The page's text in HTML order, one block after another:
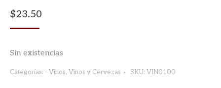
$23.50
Sin existencias
Categorías: - Vinos, Vinos y Cervezas SKU: VIN0100